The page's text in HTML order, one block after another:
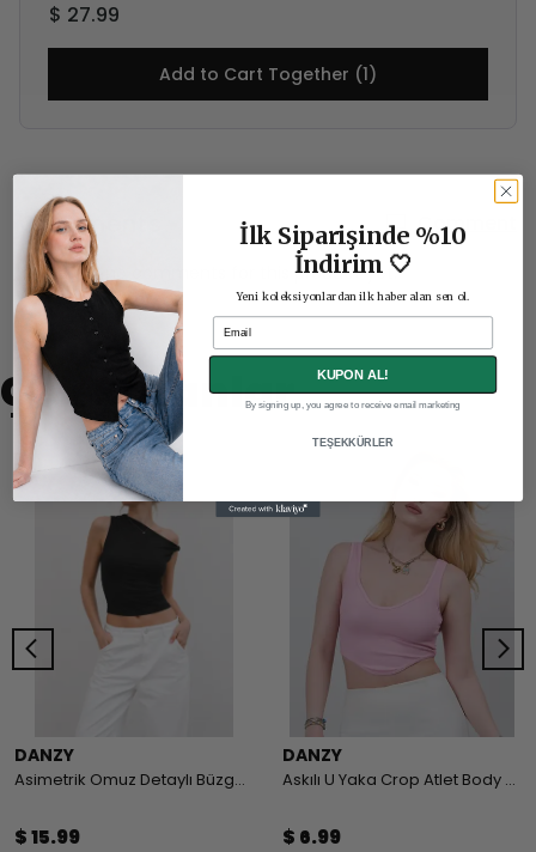
$ 27.99
Add to Cart Together (1)
Comments Comment
There are no comments for this product yet.
Çok Satanlar
DANZY
Asimetrik Omuz Detaylı Büzgülü Body
$ 15.99
DANZY
Askılı U Yaka Crop Atlet Body - PEMBE
$ 6.99
İlk Siparişinde %10
İndirim 🤍
Yeni koleksiyonlardan ilk haber alan sen ol.
Email
KUPON AL!
By signing up, you agree to receive email marketing
TEŞEKKÜRLER